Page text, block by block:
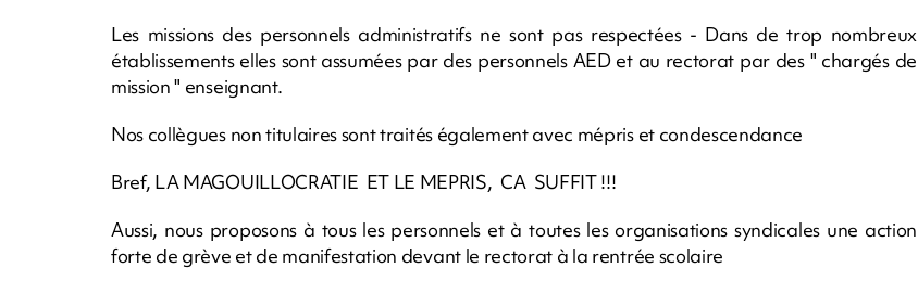
Les missions des personnels administratifs ne sont pas respectées - Dans de trop nombreux
établissements elles sont assumées par des personnels AED et au rectorat par des " chargés de
mission " enseignant.
Nos collègues non titulaires sont traités également avec mépris et condescendance
Bref, LA MAGOUILLOCRATIE ET LE MEPRIS, CA SUFFIT !!!
Aussi, nous proposons à tous les personnels et à toutes les organisations syndicales une action
forte de grève et de manifestation devant le rectorat à la rentrée scolaire